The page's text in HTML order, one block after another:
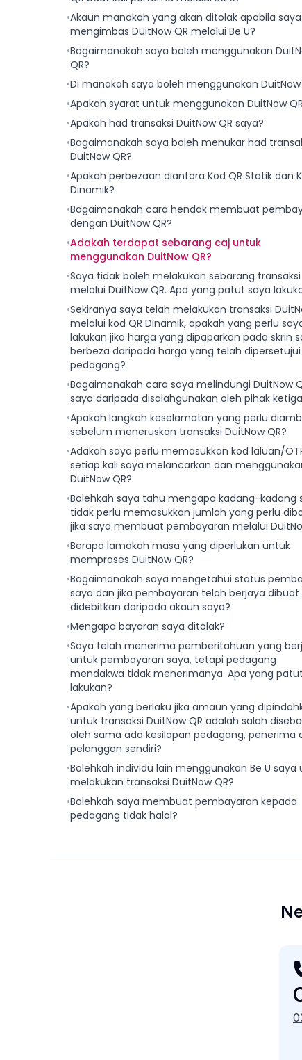
•Akaun manakah yang akan ditolak apabila saya
mengimbas DuitNow QR melalui Be U?
•Bagaimanakah saya boleh menggunakan
QR?
•Di manakah saya boleh menggunakan DuitNow
•Apakah syarat untuk menggunakan DuitNow
•Apakah had transaksi DuitNow QR saya?
•Bagaimanakah saya boleh menukar had
DuitNow QR?
•Apakah perbezaan diantara Kod QR Statik dan
Dinamik?
•Bagaimanakah cara hendak membuat
dengan DuitNow QR?
•Adakah terdapat sebarang caj untuk
menggunakan DuitNow QR?
•Saya tidak boleh melakukan sebarang transaksi
melalui DuitNow QR. Apa yang patut saya
•Sekiranya saya telah melakukan transaksi
melalui kod QR Dinamik, apakah yang perlu
lakukan jika harga yang dipaparkan pada skrin
berbeza daripada harga yang telah
pedagang?
•Bagaimanakah cara saya melindungi DuitNow
saya daripada disalahgunakan oleh pihak
•Apakah langkah keselamatan yang perlu
sebelum meneruskan transaksi DuitNow QR?
•Adakah saya perlu memasukkan kod laluan/
setiap kali saya melancarkan dan
DuitNow QR?
•Bolehkah saya tahu mengapa kadang-kadang
tidak perlu memasukkan jumlah yang perlu
jika saya membuat pembayaran melalui
•Berapa lamakah masa yang diperlukan untuk
memproses DuitNow QR?
•Bagaimanakah saya mengetahui status
saya dan jika pembayaran telah berjaya dibuat
didebitkan daripada akaun saya?
•Mengapa bayaran saya ditolak?
•Saya telah menerima pemberitahuan yang
untuk pembayaran saya, tetapi pedagang
mendakwa tidak menerimanya. Apa yang
lakukan?
•Apakah yang berlaku jika amaun yang
untuk transaksi DuitNow QR adalah salah
oleh sama ada kesilapan pedagang, penerima
pelanggan sendiri?
•Bolehkah individu lain menggunakan Be U saya
melakukan transaksi DuitNow QR?
•Bolehkah saya membuat pembayaran kepada
pedagang tidak halal?